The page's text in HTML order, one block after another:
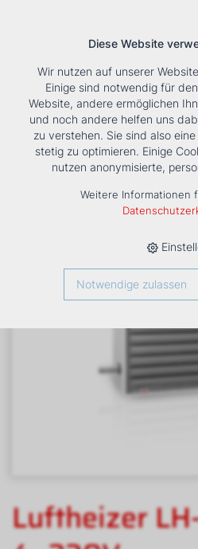
Tools Unternehmen
HOME › PRODUKTE › HEIZUNG ›
LUFTHEIZER LH-EC100 TYP 4 -
Luftheizer
Diese Website
Wir nutzen auf unserer
Einige sind notwendig für
Website, andere ermöglichen
und noch andere helfen uns
zu verstehen. Sie sind also
stetig zu optimieren. Einige
nutzen anonymisierte,
Weitere Informationen
Notwendige zulassen